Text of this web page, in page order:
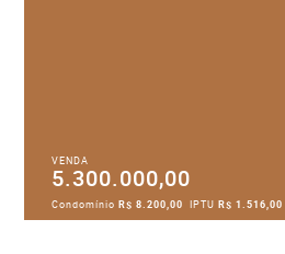
VENDA
5.300.000,00
CondomínioR$ 8.200,00 IPTUR$ 1.516,00